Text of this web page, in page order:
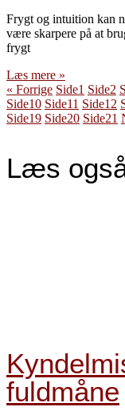
Frygt og intuition kan
være skarpere på at
frygt
Læs mere »
« Forrige Side1 Side2
Side10 Side11 Side12
Side19 Side20 Side21
Læs
fuldmåne